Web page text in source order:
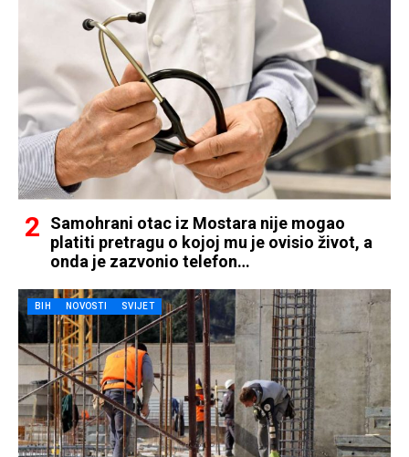
Samohrani otac iz Mostara nije mogao
platiti pretragu o kojoj mu je ovisio život, a
onda je zazvonio telefon…
BIH NOVOSTI SVIJET